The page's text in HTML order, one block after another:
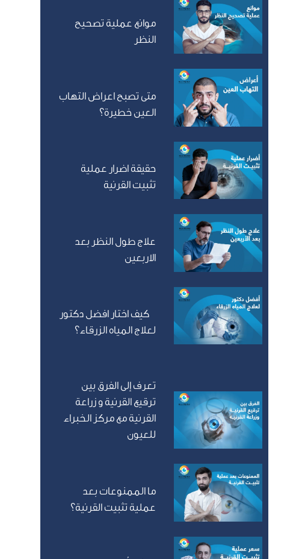
موانع عملية تصحيح
النظر
متى تصبح اعراض التهاب
العين خطيرة؟
حقيقة اضرار عملية
تثبيت القرنية
علاج طول النظر بعد
الاربعين
كيف اختار افضل دكتور
لعلاج المياه الزرقاء؟
تعرف إلى الفرق بين
ترقيع القرنية و زراعة
القرنية مع مركز الخبراء
للعيون
ما الممنوعات بعد
عملية تثبيت القرنية؟